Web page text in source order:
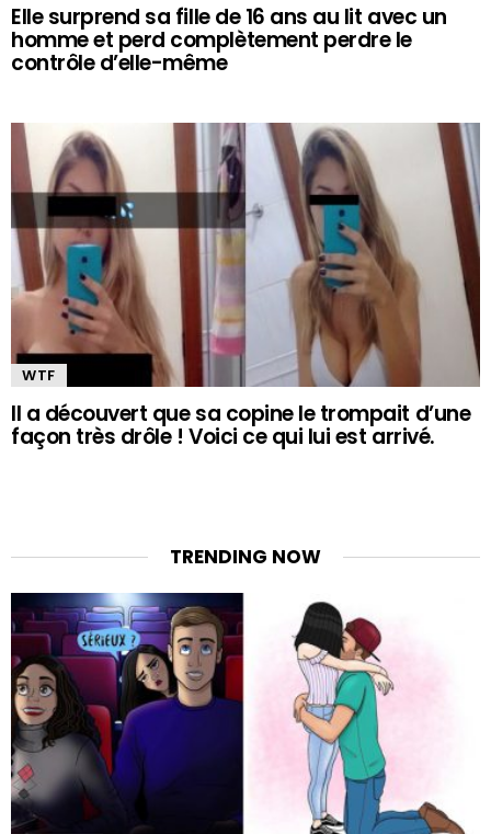
Elle surprend sa fille de 16 ans au lit avec un
homme et perd complètement perdre le
contrôle d’elle-même
WTF
Il a découvert que sa copine le trompait d’une
façon très drôle ! Voici ce qui lui est arrivé.
TRENDING NOW